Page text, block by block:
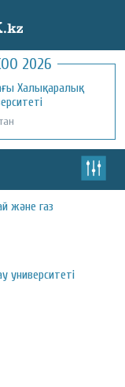
2026
Халықаралық
университеті
және газ
университеті